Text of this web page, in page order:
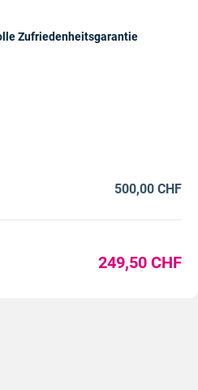
Zufriedenheitsgarantie
500,00 CHF
249,50 CHF